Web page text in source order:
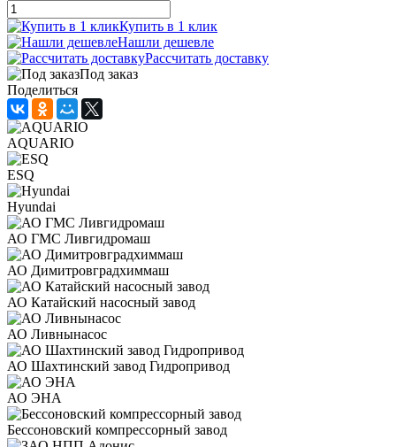
Купить в 1 клик
Нашли дешевле
Рассчитать доставку
Под заказ
Поделиться
AQUARIO
ESQ
Hyundai
АО ГМС Ливгидромаш
АО Димитровградхиммаш
АО Катайский насосный завод
АО Ливнынасос
АО Шахтинский завод Гидропривод
АО ЭНА
Бессоновский компрессорный завод